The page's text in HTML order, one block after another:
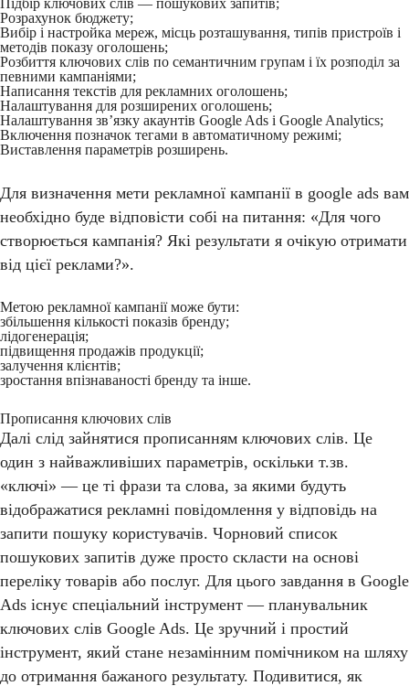
Підбір ключових слів — пошукових запитів;
Розрахунок бюджету;
Вибір і настройка мереж, місць розташування, типів пристроїв і
методів показу оголошень;
Розбиття ключових слів по семантичним групам і їх розподіл за
певними кампаніями;
Написання текстів для рекламних оголошень;
Налаштування для розширених оголошень;
Налаштування зв’язку акаунтів Google Ads і Google Analytics;
Включення позначок тегами в автоматичному режимі;
Виставлення параметрів розширень.
Для визначення мети рекламної кампанії в google ads вам
необхідно буде відповісти собі на питання: «Для чого
створюється кампанія? Які результати я очікую отримати
від цієї реклами?».
Метою рекламної кампанії може бути:
збільшення кількості показів бренду;
лідогенерація;
підвищення продажів продукції;
залучення клієнтів;
зростання впізнаваності бренду та інше.
Прописання ключових слів
Далі слід зайнятися прописанням ключових слів. Це
один з найважливіших параметрів, оскільки т.зв.
«ключі» — це ті фрази та слова, за якими будуть
відображатися рекламні повідомлення у відповідь на
запити пошуку користувачів. Чорновий список
пошукових запитів дуже просто скласти на основі
переліку товарів або послуг. Для цього завдання в Google
Ads існує спеціальний інструмент — планувальник
ключових слів Google Ads. Це зручний і простий
інструмент, який стане незамінним помічником на шляху
до отримання бажаного результату. Подивитися, як